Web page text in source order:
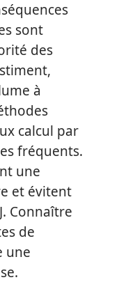
sont
des
à
calcul par
fréquents.
une
et évitent
Connaître
de
une